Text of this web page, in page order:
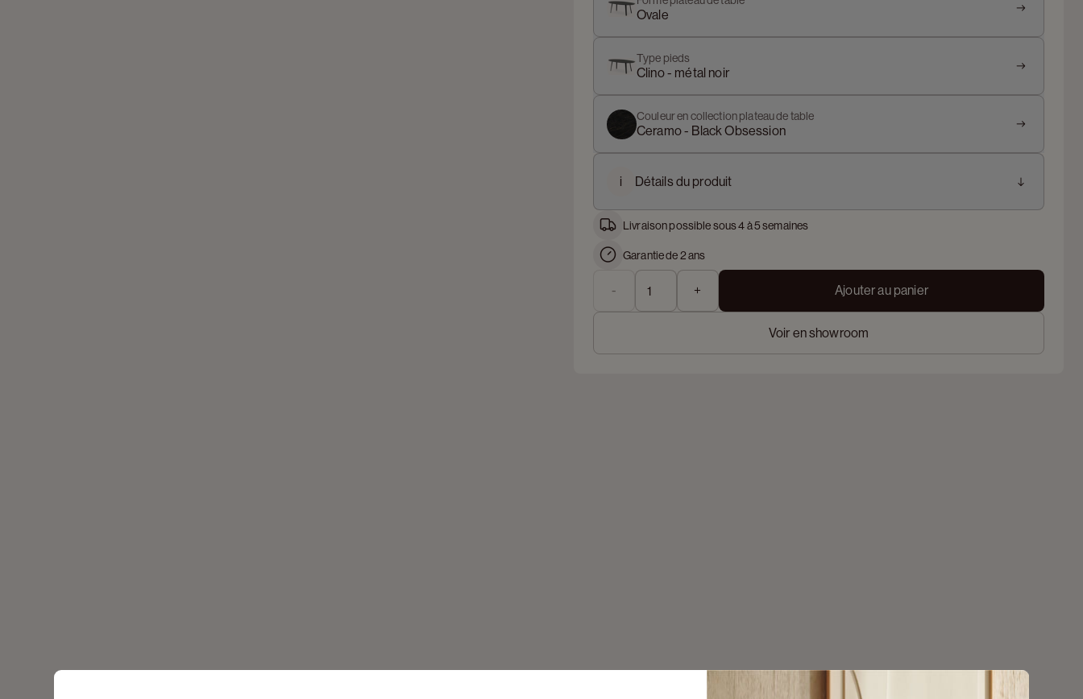
Ovale
Type pieds
Clino - métal noir
Couleur en collection plateau de table
Ceramo - Black Obsession
i Détails du produit
Livraison possible sous 4 à 5 semaines
Garantie de 2 ans
- + Ajouter au panier
Voir en showroom